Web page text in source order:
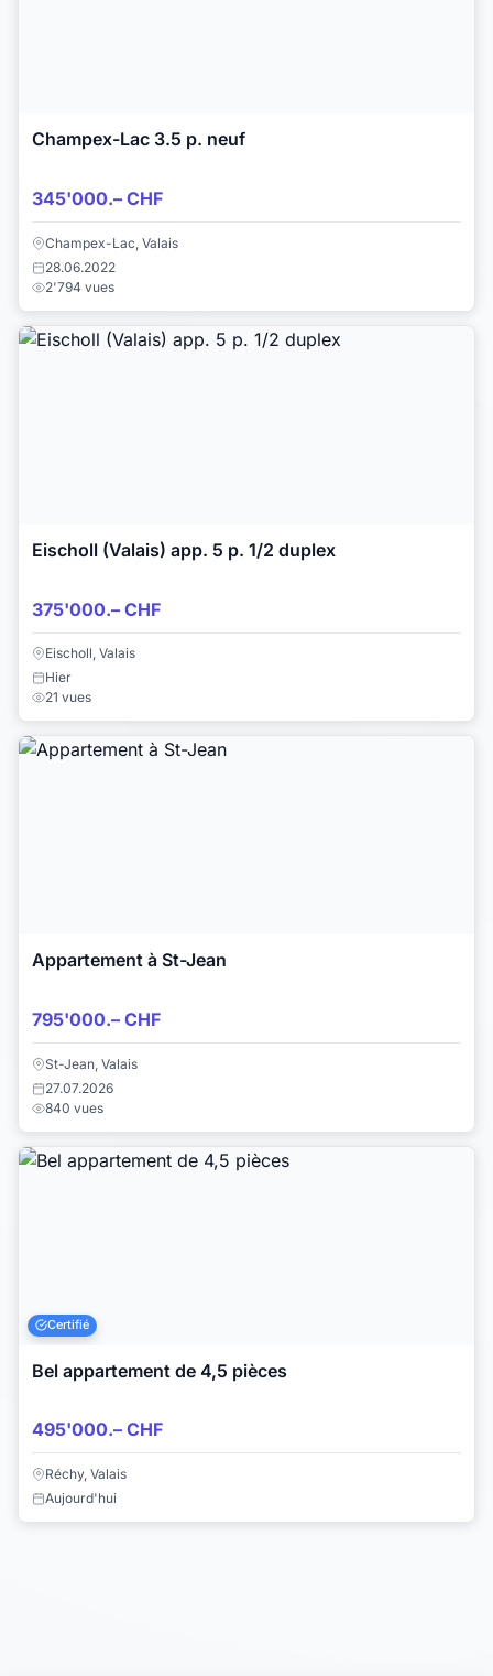
Champex-Lac 3.5 p. neuf
345'000.– CHF
Champex-Lac, Valais
28.06.2022
2'794 vues
Eischoll (Valais) app. 5 p. 1/2 duplex
375'000.– CHF
Eischoll, Valais
Hier
21 vues
Appartement à St-Jean
795'000.– CHF
St-Jean, Valais
27.07.2026
840 vues
Certifié
Bel appartement de 4,5 pièces
495'000.– CHF
Réchy, Valais
Aujourd'hui